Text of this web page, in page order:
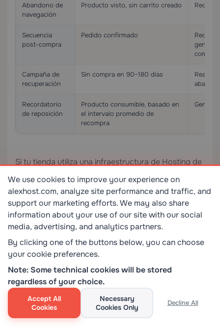
Abandono de
navegación
Producto visto, sin carrito creado
Secuencia
post-compra
Pedido confirmado
Reduce
genera
compra
Campaña de
recuperación
Sin compra en 90–180 días
Recordatorio
de reposición
Producto consumible, basado en
el intervalo promedio de
recompra
Genera
Si tu tienda utiliza una infraestructura de Hosting de
Email
dedicada en lugar de depender del email
transaccional vinculado a tu servidor web, tendrás
mejor entregabilidad, configuración adecuada de
SPF/DKIM/DMARC y la capacidad de manejar
envíos de alto volumen sin activar filtros de spam.
Diseño del programa de fidelización
Un programa de fidelización mal diseñado es peor
que ningún programa — entrena a los clientes a
aprovecharse del sistema sin aumentar la lealtad
genuina. Arquitectura efectiva de fidelización:
We use cookies to improve your experience on
alexhost.com, analyze site performance and traffic, and
support our marketing efforts. We may also share
information about your use of our site with our social
media, advertising, and analytics partners.
By clicking one of the buttons below, you can choose
your cookie preferences.
Note: Some technical cookies will be stored
regardless of your choice.
Accept All
Cookies
Necessary
Cookies Only
Decline All